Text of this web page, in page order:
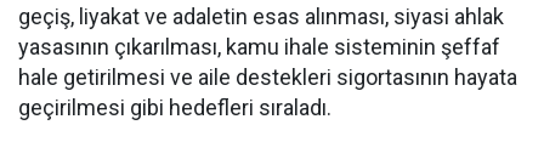
geçiş, liyakat ve adaletin esas alınması, siyasi ahlak
yasasının çıkarılması, kamu ihale sisteminin şeffaf
hale getirilmesi ve aile destekleri sigortasının hayata
geçirilmesi gibi hedefleri sıraladı.